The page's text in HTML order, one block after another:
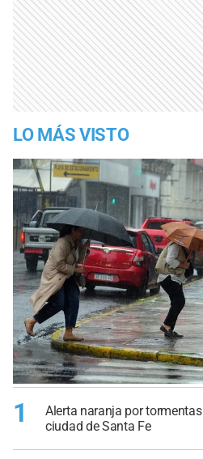
LO MÁS VISTO
1
Alerta naranja por
ciudad de Santa Fe